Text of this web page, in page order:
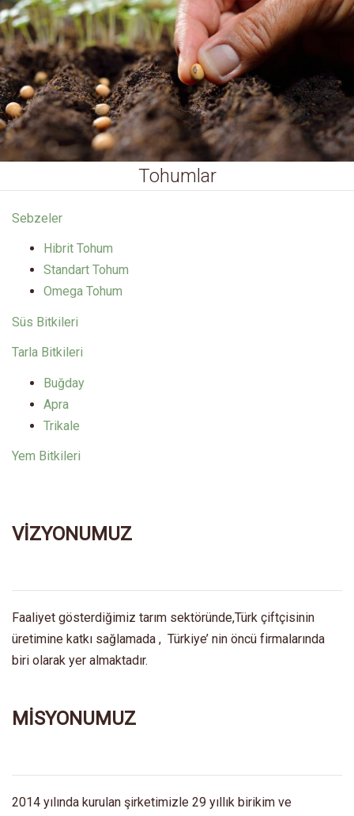
Tohumlar
Sebzeler
Hibrit Tohum
Standart Tohum
Omega Tohum
Süs Bitkileri
Tarla Bitkileri
Buğday
Apra
Trikale
Yem Bitkileri
VİZYONUMUZ
Faaliyet gösterdiğimiz tarım sektöründe,Türk çiftçisinin
üretimine katkı sağlamada , Türkiye’ nin öncü firmalarında
biri olarak yer almaktadır.
MİSYONUMUZ
2014 yılında kurulan şirketimizle 29 yıllık birikim ve